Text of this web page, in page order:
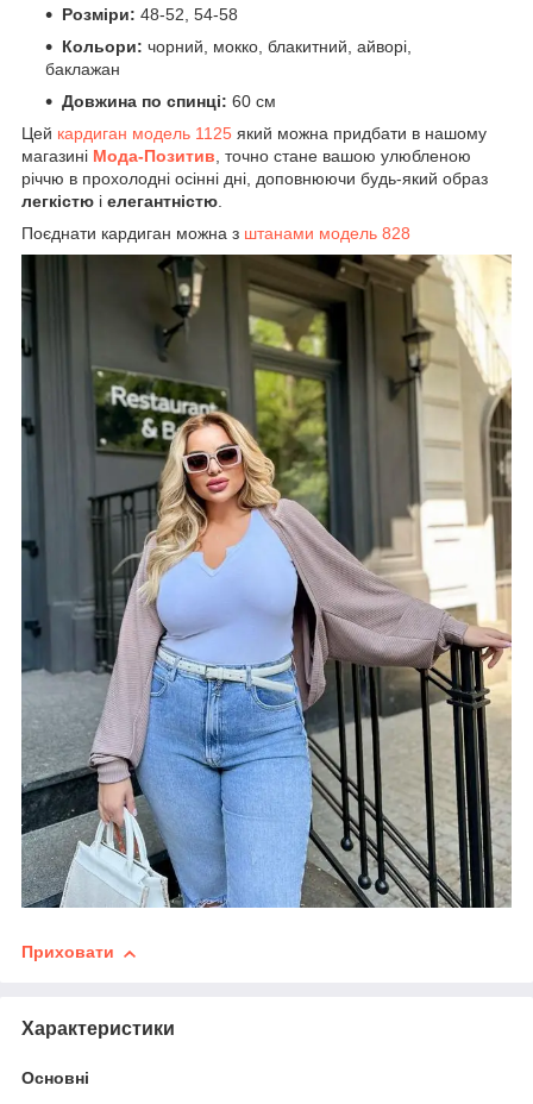
Розміри: 48-52, 54-58
Кольори: чорний, мокко, блакитний, айворі,
баклажан
Довжина по спинці: 60 см
Цей кардиган модель 1125 який можна придбати в нашому
магазині Мода-Позитив, точно стане вашою улюбленою
річчю в прохолодні осінні дні, доповнюючи будь-який образ
легкістю і елегантністю.
Поєднати кардиган можна з штанами модель 828
Приховати
Характеристики
Основні